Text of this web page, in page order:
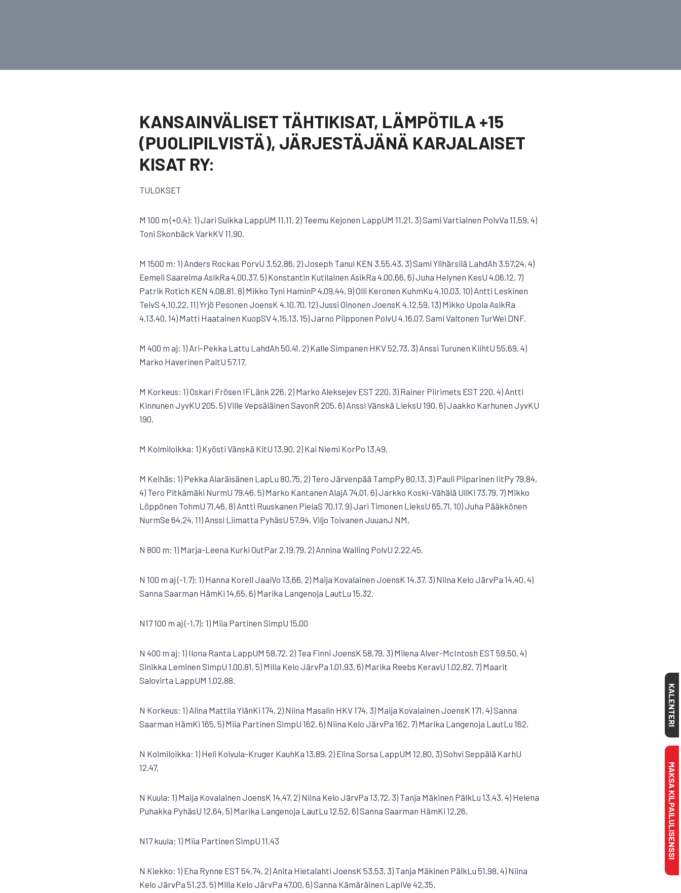
KANSAINVÄLISET TÄHTIKISAT, LÄMPÖTILA +15
(PUOLIPILVISTÄ), JÄRJESTÄJÄNÄ KARJALAISET
KISAT RY:
TULOKSET
M 100 m (+0,4): 1) Jari Suikka LappUM 11,11, 2) Teemu Kejonen LappUM 11,21, 3) Sami Vartiainen PolvVa 11,59, 4)
Toni Skonbäck VarkKV 11,90.
M 1500 m: 1) Anders Rockas PorvU 3.52,86, 2) Joseph Tanui KEN 3.55,43, 3) Sami Ylihärsilä LahdAh 3.57,24, 4)
Eemeli Saarelma AsikRa 4.00,37, 5) Konstantin Kutilainen AsikRa 4.00,66, 6) Juha Helynen KesU 4.06,12, 7)
Patrik Rotich KEN 4.08,81, 8) Mikko Tyni HaminP 4.09,44, 9) Olli Keronen KuhmKu 4.10,03, 10) Antti Leskinen
TeivS 4.10,22, 11) Yrjö Pesonen JoensK 4.10,70, 12) Jussi Oinonen JoensK 4.12,59, 13) Mikko Upola AsikRa
4.13,40, 14) Matti Haatainen KuopSV 4.15,13, 15) Jarno Piipponen PolvU 4.16.07, Sami Valtonen TurWei DNF.
M 400 m aj: 1) Ari-Pekka Lattu LahdAh 50,41, 2) Kalle Simpanen HKV 52,73, 3) Anssi Turunen KiihtU 55,69, 4)
Marko Haverinen PaltU 57,17.
M Korkeus: 1) Oskari Frösen IFLänk 226, 2) Marko Aleksejev EST 220, 3) Rainer Piirimets EST 220, 4) Antti
Kinnunen JyvKU 205, 5) Ville Vepsäläinen SavonR 205, 6) Anssi Vänskä LieksU 190, 6) Jaakko Karhunen JyvKU
190,
M Kolmiloikka: 1) Kyösti Vänskä KitU 13,90, 2) Kai Niemi KorPo 13,49,
M Keihäs: 1) Pekka Alaräisänen LapLu 80,75, 2) Tero Järvenpää TampPy 80,13, 3) Pauli Piiparinen IitPy 79,84,
4) Tero Pitkämäki NurmU 79,46, 5) Marko Kantanen AlajA 74,01, 6) Jarkko Koski-Vähälä UllKi 73,79, 7) Mikko
Löppönen TohmU 71,46, 8) Antti Ruuskanen PielaS 70,17, 9) Jari Timonen LieksU 65,71, 10) Juha Pääkkönen
NurmSe 64,24, 11) Anssi Liimatta PyhäsU 57,94, Viljo Toivanen JuuanJ NM,
N 800 m: 1) Marja-Leena Kurki OutPar 2.19,79, 2) Annina Walling PolvU 2.22,45.
N 100 m aj (-1,7): 1) Hanna Korell JaalVo 13,66, 2) Maija Kovalainen JoensK 14,37, 3) Niina Kelo JärvPa 14,40, 4)
Sanna Saarman HämKi 14,65, 6) Marika Langenoja LautLu 15,32.
N17 100 m aj (-1,7): 1) Miia Partinen SimpU 15,00
N 400 m aj: 1) Ilona Ranta LappUM 58,72, 2) Tea Finni JoensK 58,79, 3) Milena Alver-McIntosh EST 59,50, 4)
Sinikka Leminen SimpU 1.00,81, 5) Milla Kelo JärvPa 1.01,93, 6) Marika Reebs KeravU 1.02,82, 7) Maarit
Salovirta LappUM 1.02,88.
N Korkeus: 1) Alina Mattila YlänKi 174, 2) Niina Masalin HKV 174, 3) Maija Kovalainen JoensK 171, 4) Sanna
Saarman HämKi 165, 5) Miia Partinen SimpU 162, 6) Niina Kelo JärvPa 162, 7) Marika Langenoja LautLu 162,
N Kolmiloikka: 1) Heli Koivula-Kruger KauhKa 13,89, 2) Elina Sorsa LappUM 12,80, 3) Sohvi Seppälä KarhU
12,47,
N Kuula: 1) Maija Kovalainen JoensK 14,47, 2) Niina Kelo JärvPa 13,72, 3) Tanja Mäkinen PälkLu 13,43, 4) Helena
Puhakka PyhäsU 12,64, 5) Marika Langenoja LautLu 12,52, 6) Sanna Saarman HämKi 12,26,
N17 kuula: 1) Miia Partinen SimpU 11,43
N Kiekko: 1) Eha Rynne EST 54,74, 2) Anita Hietalahti JoensK 53,53, 3) Tanja Mäkinen PälkLu 51,98, 4) Niina
Kelo JärvPa 51,23, 5) Milla Kelo JärvPa 47,00, 6) Sanna Kämäräinen LapiVe 42,35,
KALENTERI
MAKSA KILPAILULISENSSI